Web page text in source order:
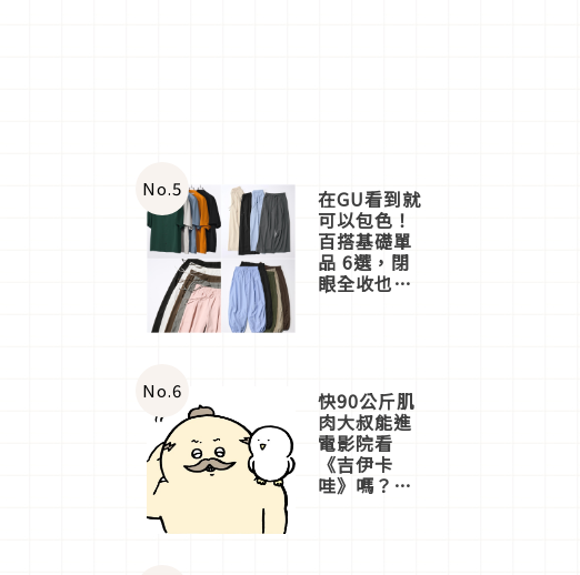
No.5 在GU看到就
可以包色！
百搭基礎單
品 6選，閉
眼全收也不
No.6 快90公斤肌
肉大叔能進
電影院看
《吉伊卡
哇》嗎？日